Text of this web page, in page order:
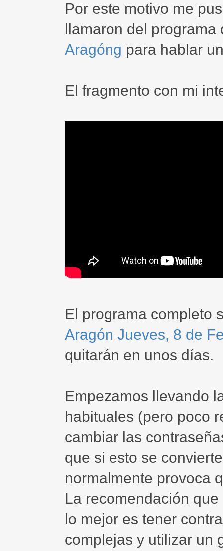
Por este motivo me
llamaron del programa
Aragóng para hablar
El fragmento con mi
El programa completo
Aragón Jueves, 8 de
quitarán en unos días.
Empezamos llevando
habituales (pero poco
cambiar las
que si esto se
normalmente provoca
La recomendación
lo mejor es tener
complejas y utilizar un